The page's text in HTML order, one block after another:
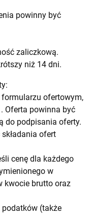
powinny być
zaliczkową.
niż 14 dni.
ofertowym,
Oferta powinna być
do podpisania oferty.
ofert
cenę dla każdego
w
kwocie brutto oraz
(także